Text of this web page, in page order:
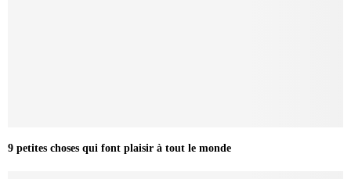
9 petites choses qui font plaisir à tout le monde